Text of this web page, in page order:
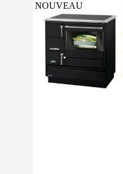
NOUVEAU